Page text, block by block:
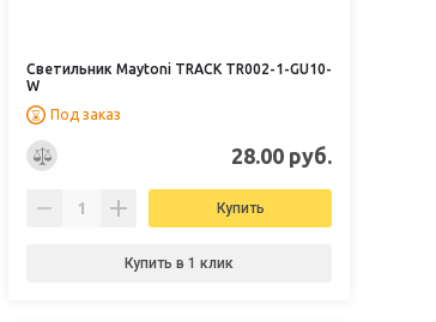
Светильник Maytoni TRACK TR002-1-GU10-
W
Под заказ
28.00 руб.
Купить
Купить в 1 клик